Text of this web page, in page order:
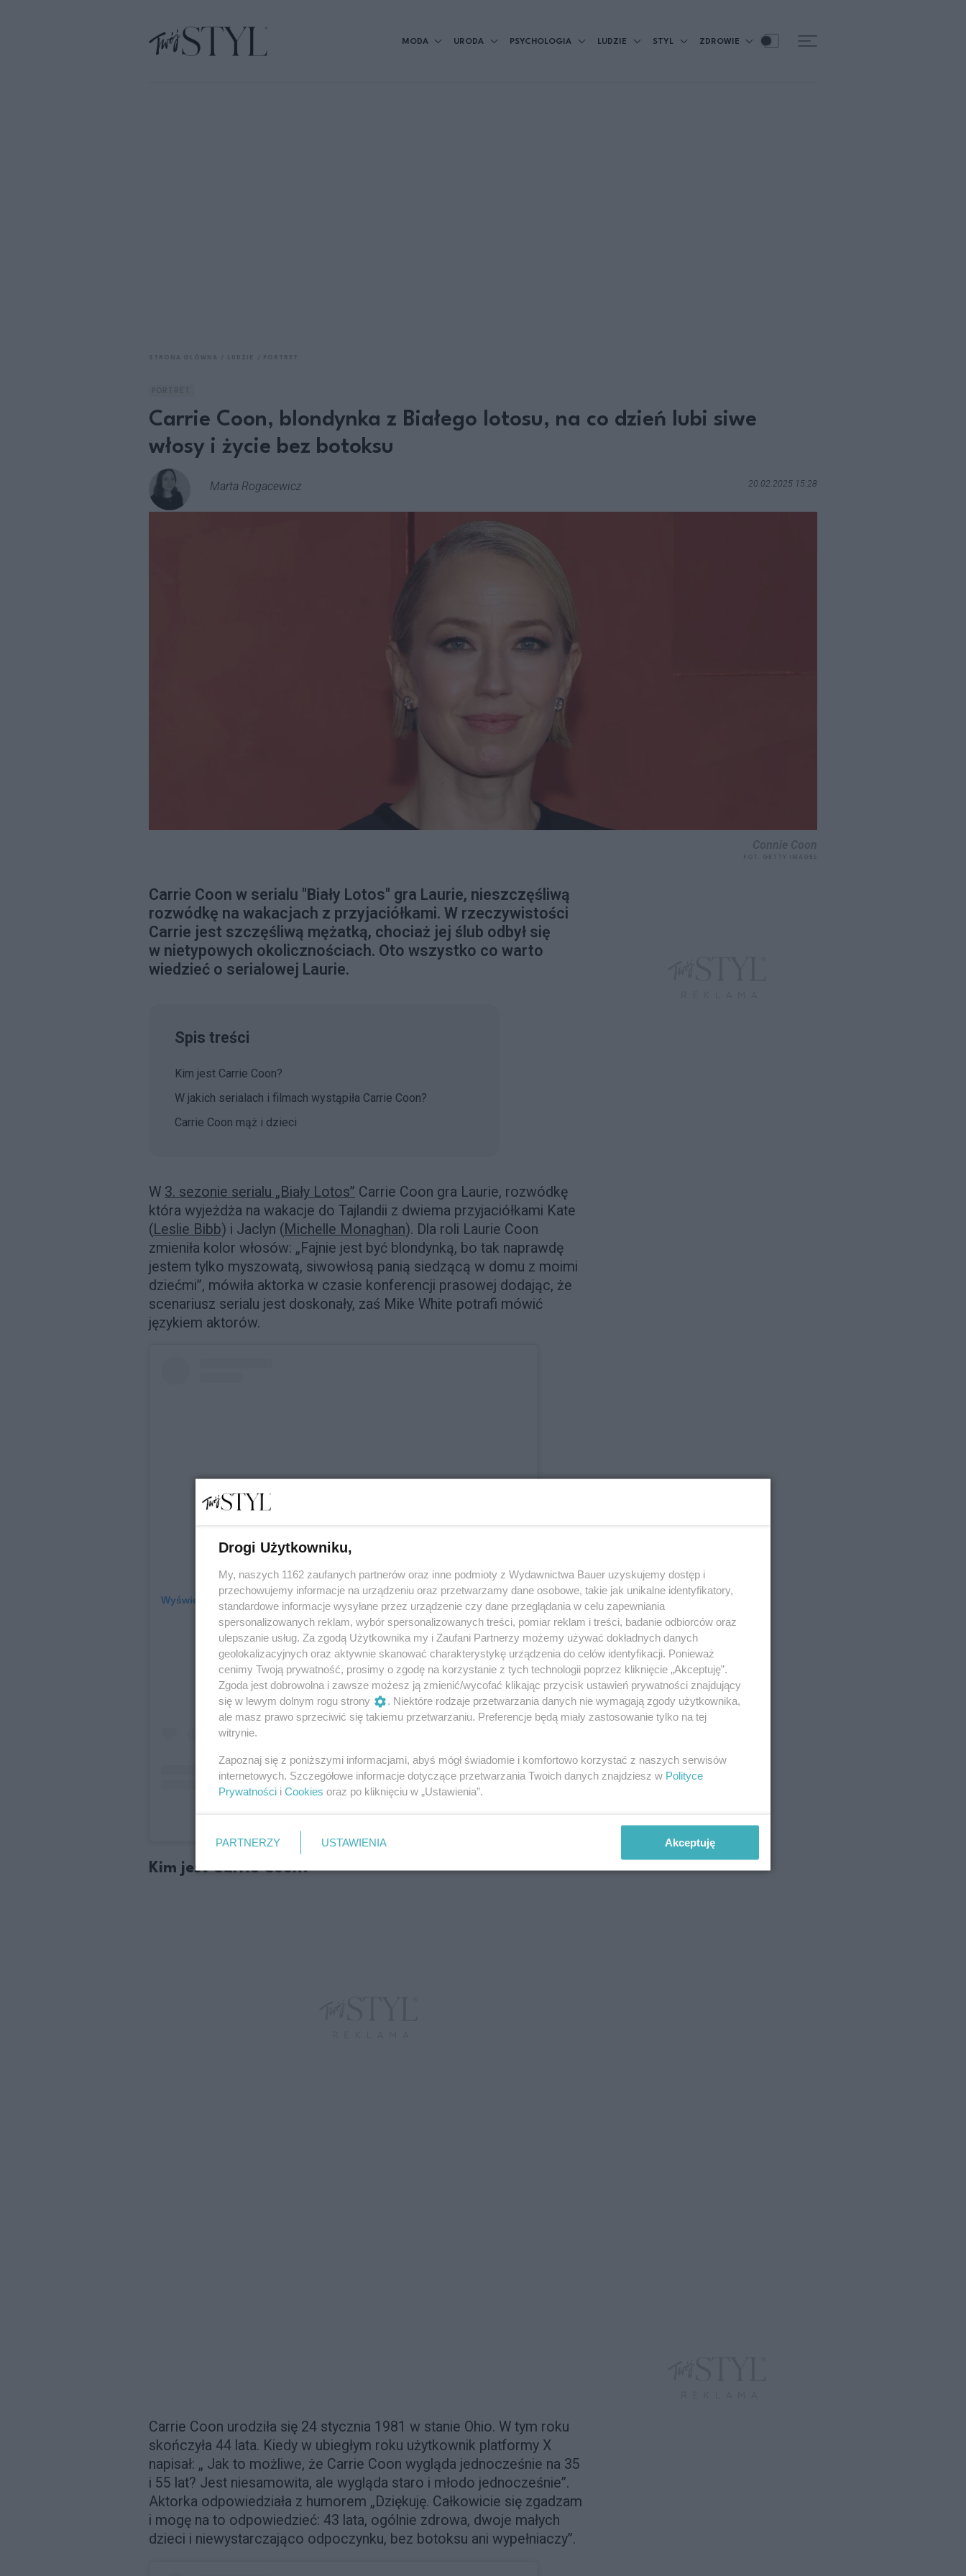
MODA URODA PSYCHOLOGIA LUDZIE STYL ZDROWIE
Carrie Coon, blondynka z Białego lotosu, na co dzień lubi siwe
włosy i życie bez botoksu
Marta Rogacewicz 20.02.2025 15:28
Carrie Coon w serialu "Biały Lotos" gra Laurie, nieszczęśliwą
rozwódkę na wakacjach z przyjaciółkami. W rzeczywistości
Carrie jest szczęśliwą mężatką, chociaż jej ślub odbył się
w nietypowych okolicznościach. Oto wszystko co warto
wiedzieć o serialowej Laurie.
Spis treści
Kim jest Carrie Coon?
W jakich serialach i filmach wystąpiła Carrie Coon?
Carrie Coon mąż i dzieci
W 3. sezonie serialu „Biały Lotos” Carrie Coon gra Laurie, rozwódkę
która wyjeżdża na wakacje do Tajlandii z dwiema przyjaciółkami Kate
(Leslie Bibb) i Jaclyn (Michelle Monaghan). Dla roli Laurie Coon
zmieniła kolor włosów: „Fajnie jest być blondynką, bo tak naprawdę
jestem tylko myszowatą, siwowłosą panią siedzącą w domu z moimi
dziećmi”, mówiła aktorka w czasie konferencji prasowej dodając, że
scenariusz serialu jest doskonały, zaś Mike White potrafi mówić
językiem aktorów.
Wyświetl ten post na Instagramie
Kim jest Carrie Coon?
Carrie Coon urodziła się 24 stycznia 1981 w stanie Ohio. W tym roku
skończyła 44 lata. Kiedy w ubiegłym roku użytkownik platformy X
napisał: „ Jak to możliwe, że Carrie Coon wygląda jednocześnie na 35
i 55 lat? Jest niesamowita, ale wygląda staro i młodo jednocześnie”.
Aktorka odpowiedziała z humorem „Dziękuję. Całkowicie się zgadzam
i mogę na to odpowiedzieć: 43 lata, ogólnie zdrowa, dwoje małych
dzieci i niewystarczająco odpoczynku, bez botoksu ani wypełniaczy”.
Drogi Użytkowniku,
My, naszych 1162 zaufanych partnerów oraz inne podmioty z Wydawnictwa Bauer uzyskujemy dostęp i
przechowujemy informacje na urządzeniu oraz przetwarzamy dane osobowe, takie jak unikalne identyfikatory,
standardowe informacje wysyłane przez urządzenie czy dane przeglądania w celu zapewniania
spersonalizowanych reklam, wybór spersonalizowanych treści, pomiar reklam i treści, badanie odbiorców oraz
ulepszanie usług. Za zgodą Użytkownika my i Zaufani Partnerzy możemy używać dokładnych danych
geolokalizacyjnych oraz aktywnie skanować charakterystykę urządzenia do celów identyfikacji. Ponieważ
cenimy Twoją prywatność, prosimy o zgodę na korzystanie z tych technologii poprzez kliknięcie „Akceptuję”.
Zgoda jest dobrowolna i zawsze możesz ją zmienić/wycofać klikając przycisk ustawień prywatności znajdujący
się w lewym dolnym rogu strony
. Niektóre rodzaje przetwarzania danych nie wymagają zgody użytkownika,
ale masz prawo sprzeciwić się takiemu przetwarzaniu. Preferencje będą miały zastosowanie tylko na tej
witrynie.
Zapoznaj się z poniższymi informacjami, abyś mógł świadomie i komfortowo korzystać z naszych serwisów
internetowych. Szczegółowe informacje dotyczące przetwarzania Twoich danych znajdziesz w Polityce
Prywatności i Cookies oraz po kliknięciu w „Ustawienia”.
PARTNERZY USTAWIENIA Akceptuję